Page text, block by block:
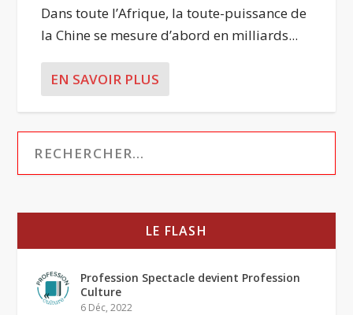
Dans toute l’Afrique, la toute-puissance de
la Chine se mesure d’abord en milliards...
EN SAVOIR PLUS
LE FLASH
Profession Spectacle devient Profession
Culture
6 Déc, 2022